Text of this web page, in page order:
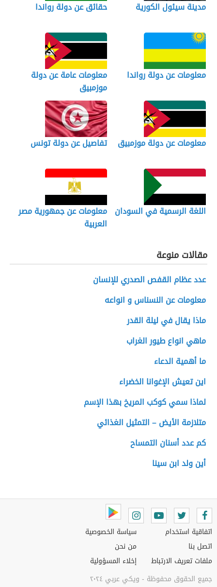
مدينة سيئول الكورية حقائق عن دولة رواندا
معلومات عن دولة رواندا
معلومات عامة عن دولة
موزمبيق
معلومات عن دولة موزمبيق تفاصيل عن دولة تونس
اللغة الرسمية في السودان معلومات عن جمهورية مصر
العربية
مقالات منوعة
عدد عظام القفص الصدري للإنسان
معلومات عن النسناس و انواعه
ماذا يقال في ليلة القدر
ماهي انواع طيور الغراب
ما أهمية الدعاء
اين تعيش الإغوانا الخضراء
لماذا سمي كوكب المريخ بهذا الإسم
متلازمة الأيض – التمثيل الغذائي
كم عدد أسنان التمساح
أين ولد ابن سينا
اتفاقية استخدام
اتصل بنا
ملفات تعريف الارتباط
سياسة الخصوصية
من نحن
إخلاء المسؤولية
جميع الحقوق محفوظة - ويكي عربي ٢٠٢٤